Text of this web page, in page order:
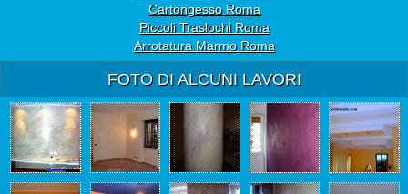
Cartongesso Roma
Piccoli Traslochi Roma
Arrotatura Marmo Roma
FOTO DI ALCUNI LAVORI